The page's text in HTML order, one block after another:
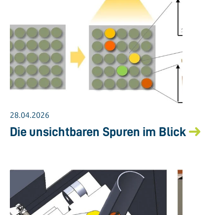
28.04.2026
Die unsichtbaren Spuren im Blick